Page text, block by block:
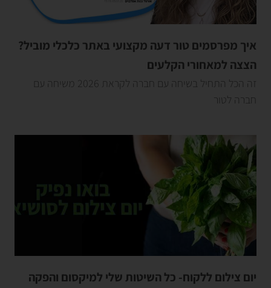
איך מפרסמים טור דעה מקצועי באתר כלכלי מוביל?
הצצה למאחורי הקלעים
זה הכל התחיל בשיחה עם חברה לקראת 2026 משיחה עם
חברה לטור
יום צילום ללקוח- כל השיטות שלי למיקסום והפקה